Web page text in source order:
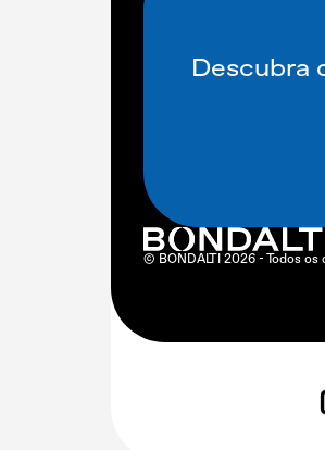
Descubra
© BONDALTI 2026 - Todos os